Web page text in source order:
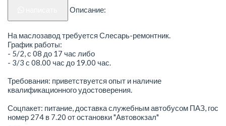
Описание:
На маслозавод требуется Слесарь-ремонтник.
График работы:
- 5/2, с 08 до 17 час либо
- 3/3 с 08.00 час до 19.00 час.
Требования: приветствуется опыт и наличие
квалификационного удостоверения.
Соцпакет: питание, доставка служебным автобусом ПАЗ, гос
номер 274 в 7.20 от остановки "Автовокзал"